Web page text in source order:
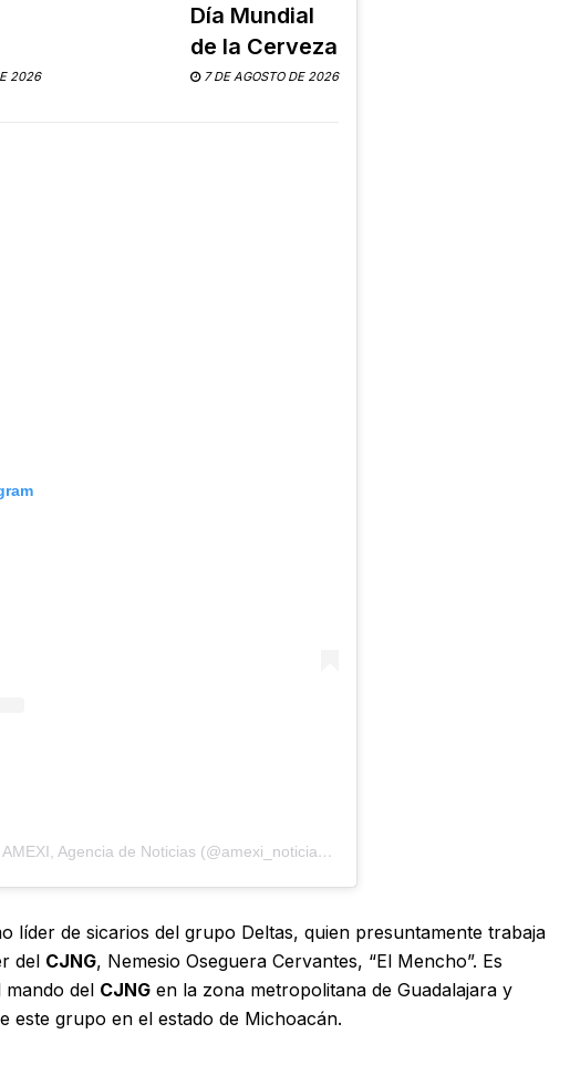
2026
Día Mundial
de la Cerveza
7 DE AGOSTO DE 2026
Una publicación compartida por AMEXI, Agencia de Noticias (@amexi_noticias_)
líder de sicarios del grupo Deltas, quien presuntamente trabaja
del CJNG, Nemesio Oseguera Cervantes, “El Mencho”. Es
del CJNG en la zona metropolitana de Guadalajara y
este grupo en el estado de Michoacán.